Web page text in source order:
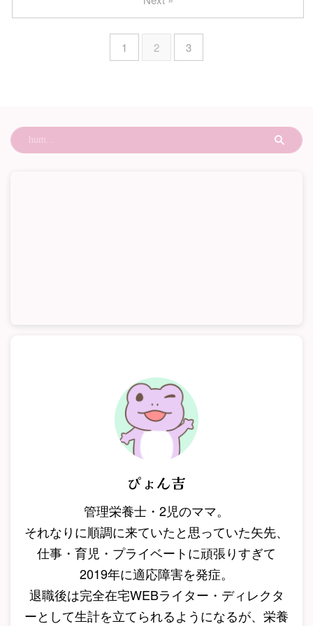
1 2 3
ぴょん吉
管理栄養士・2児のママ。
それなりに順調に来ていたと思っていた矢先、
仕事・育児・プライベートに頑張りすぎて
2019年に適応障害を発症。
退職後は完全在宅WEBライター・ディレクタ
ーとして生計を立てられるようになるが、栄養